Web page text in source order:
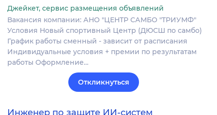
Джейкет, сервис размещения объявлений
Вакансия компании: АНО "ЦЕНТР САМБО "ТРИУМФ"
Условия Новый спортивный Центр (ДЮСШ по самбо)
График работы сменный - зависит от расписания
Индивидуальные условия + премии по результатам
работы Оформление…
Откликнуться
Инженер по защите ИИ-систем